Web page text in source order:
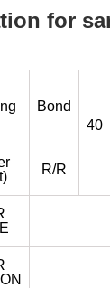
for
Bond
40
R/R